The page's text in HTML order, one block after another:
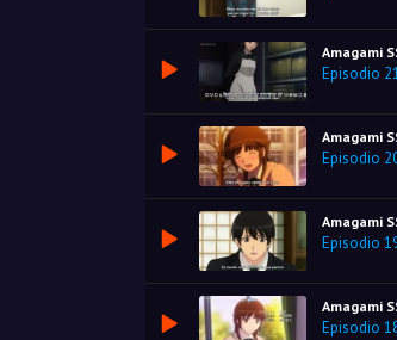
Amagami
Episodio
Amagami
Episodio
Amagami
Episodio
Amagami
Episodio